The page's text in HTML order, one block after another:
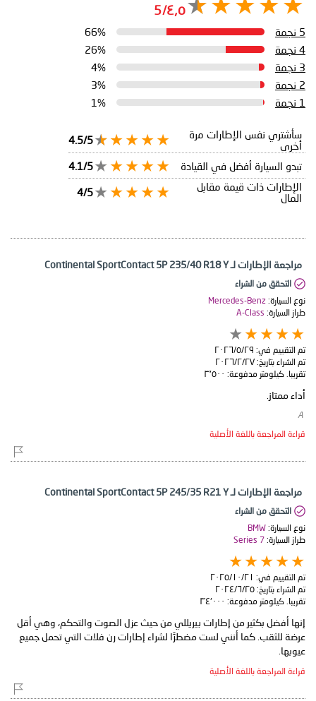
٤٫٥/5
5 نجمة
66%
4 نجمة
26%
3 نجمة
4%
2 نجمة
3%
1 نجمة
1%
سأشتري نفس الإطارات مرة
أخرى
4.5/5
تبدو السيارة أفضل في القيادة
4.1/5
الإطارات ذات قيمة مقابل
المال
4/5
مراجعة الإطارات لـ Continental SportContact 5P 235/40 R18 Y
التحقق من الشراء
نوع السيارة: Mercedes-Benz
طراز السيارة: A-Class
تم التقييم في: ٢٩‏/٥‏/٢٠٢٦
تم الشراء بتاريخ: ٢٧‏/٢‏/٢٠٢٦
تقريبا. كيلومتر مدفوعة: ٣٬٥٠٠
أداء ممتاز.
قراءة المراجعة باللغة الأصلية
مراجعة الإطارات لـ Continental SportContact 5P 245/35 R21 Y
التحقق من الشراء
نوع السيارة: BMW
طراز السيارة: 7 Series
تم التقييم في: ٢١‏/١٠‏/٢٠٢٥
تم الشراء بتاريخ: ٢٥‏/٦‏/٢٠٢٤
تقريبا. كيلومتر مدفوعة: ٣٤٬٠٠٠
إنها أفضل بكثير من إطارات بيريللي من حيث عزل الصوت والتحكم، وهي أقل
عرضة للثقب. كما أنني لست مضطرًا لشراء إطارات رن فلات التي تحمل جميع
عيوبها.
قراءة المراجعة باللغة الأصلية